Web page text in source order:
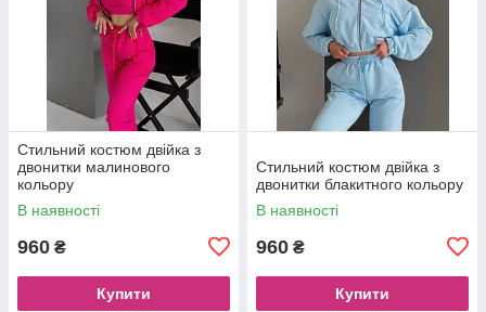
Стильний костюм двійка з
двонитки малинового
кольору
В наявності
960 ₴
Купити
Стильний костюм двійка з
двонитки блакитного кольору
В наявності
960 ₴
Купити